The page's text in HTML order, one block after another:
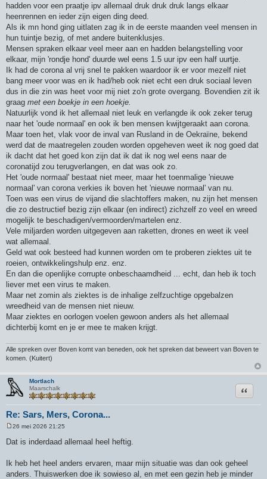
hadden voor een praatje ipv allemaal druk druk druk langs elkaar
heenrennen en ieder zijn eigen ding deed.
Als ik mn hond ging uitlaten zag ik in de eerste maanden veel mensen in
hun tuintje bezig, of met andere buitenklusjes.
Mensen spraken elkaar veel meer aan en hadden belangstelling voor
elkaar, mijn 'rondje hond' duurde wel eens 1.5 uur ipv een half uurtje.
Ik had de corona al vrij snel te pakken waardoor ik er voor mezelf niet
bang meer voor was en ik had/heb ook niet echt een druk sociaal leven
dus in die zin was heet voor mij niet zo'n grote overgang. Bovendien zit ik
graag met een boekje in een hoekje.
Natuurlijk vond ik het allemaal niet leuk en verlangde ik ook zeker terug
naar het 'oude normaal' en ook ik ben mensen kwijtgeraakt aan corona.
Maar toen het, vlak voor de inval van Rusland in de Oekraïne, bekend
werd dat de maatregelen zouden worden opgeheven weet ik nog goed dat
ik dacht dat het goed kon zijn dat ik dat ik nog wel eens naar de
coronatijd zou terugverlangen, en dat was ook zo.
Het 'oude normaal' bestaat niet meer, maar het toenmalige 'nieuwe
normaal' van corona verkies ik boven het 'nieuwe normaal' van nu.
Toen was een virus de vijand die slachtoffers maken, nu zijn het mensen
die zo destructief bezig zijn elkaar (en indirect) zichzelf zo veel en wreed
mogelijk te beschadigen/vermoorden/martelen enz.
Vele miljarden worden uitgegeven aan raketten, drones en weet ik veel
wat allemaal.
Geld wat ook besteed had kunnen worden om te proberen ziektes uit te
roeien, ontwikkelingshulp enz. enz.
En dan die openlijke corrupte onbeschaamdheid ... echt, dan heb ik toch
liever met een virus te maken.
Maar net zomin als ziektes is de inhalige zelfzuchtige opgebalzen
wreedheid van de mensen niet nieuw.
Maar ziektes en oorlogen voelen gewoon anders als het allemaal
dichterbij komt en je er mee te maken krijgt.
Alle spreken over Boven komt van beneden, ook het spreken dat beweert van Boven te
komen. (Kuitert)
Mortlach
Maarschalk
Re: Sars, Mers, Corona...
Citeer
r
h
t
26 mei 2026 21:25
Dat is inderdaad allemaal heel heftig.
Ik heb het heel anders ervaren, maar mijn situatie was dan ook geheel
anders. Thuiswerken doe ik sowieso al, en met een gezin heb je minder